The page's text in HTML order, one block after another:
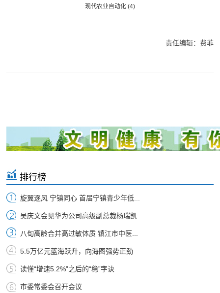
现代农业自动化 (4)
责任编辑：费菲
排行榜
旋翼逐风 宁镇同心 首届宁镇青少年低...
吴庆文会见华为公司高级副总裁杨瑞凯
八旬高龄合并高过敏体质 镇江市中医...
5.5万亿元蓝海跃升，向海图强势正劲
读懂“增速5.2%”之后的“稳”字诀
市委常委会召开会议